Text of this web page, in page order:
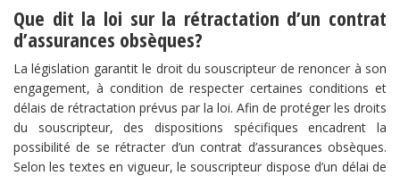
Que dit la loi sur la rétractation d’un contrat
d’assurances obsèques?
La législation garantit le droit du souscripteur de renoncer à son
engagement, à condition de respecter certaines conditions et
délais de rétractation prévus par la loi. Afin de protéger les droits
du souscripteur, des dispositions spécifiques encadrent la
possibilité de se rétracter d’un contrat d’assurances obsèques.
Selon les textes en vigueur, le souscripteur dispose d’un délai de